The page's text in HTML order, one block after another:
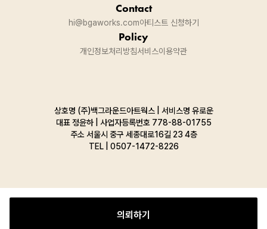
의뢰하기
상호명 (주)백그라운드아트웍스 | 서비스명 유로운
대표 정윤하 | 사업자등록번호 778-88-01755
주소서울시 중구 세종대로16길 23 4층
TEL | 0507-1472-8226
Contact
hi@bgaworks.com아티스트 신청하기
Policy
개인정보처리방침서비스이용약관